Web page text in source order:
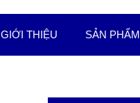
GIỚI THIỆU SẢN PHẨM